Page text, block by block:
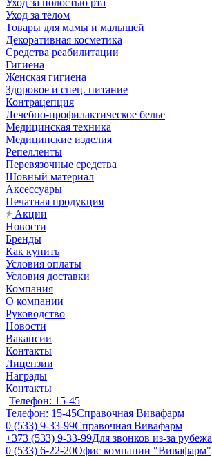
Уход за полостью рта
Уход за телом
Товары для мамы и малышей
Декоративная косметика
Средства реабилитации
Гигиена
Женская гигиена
Здоровое и спец. питание
Контрацепция
Лечебно-профилактическое белье
Медицинская техника
Медицинские изделия
Репелленты
Перевязочные средства
Шовный материал
Аксессуары
Печатная продукция
Акции
Новости
Бренды
Как купить
Условия оплаты
Условия доставки
Компания
О компании
Руководство
Новости
Вакансии
Контакты
Лицензии
Награды
Контакты
Телефон: 15-45
Телефон: 15-45Справочная Вивафарм
0 (533) 9-33-99Справочная Вивафарм
+373 (533) 9-33-99Для звонков из-за рубежа
0 (533) 6-22-20Офис компании "Вивафарм"